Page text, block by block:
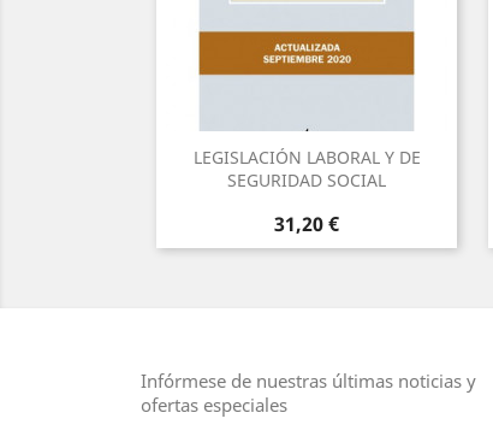
LEGISLACIÓN LABORAL Y DE
SEGURIDAD SOCIAL
Precio
31,20 €
Infórmese de nuestras últimas noticias y
ofertas especiales